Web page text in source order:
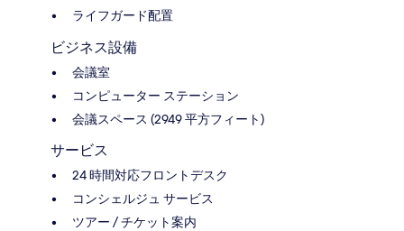
ライフガード配置
ビジネス設備
会議室
コンピューター ステーション
会議スペース (2949 平方フィート)
サービス
24 時間対応フロントデスク
コンシェルジュ サービス
ツアー / チケット案内